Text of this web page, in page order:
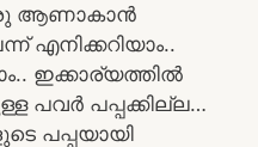
ആണാകാൻ
എനിക്കറിയാം..
ഇക്കാര്യത്തിൽ
പവർ പപ്പക്കില്ല…
പപ്പയായി